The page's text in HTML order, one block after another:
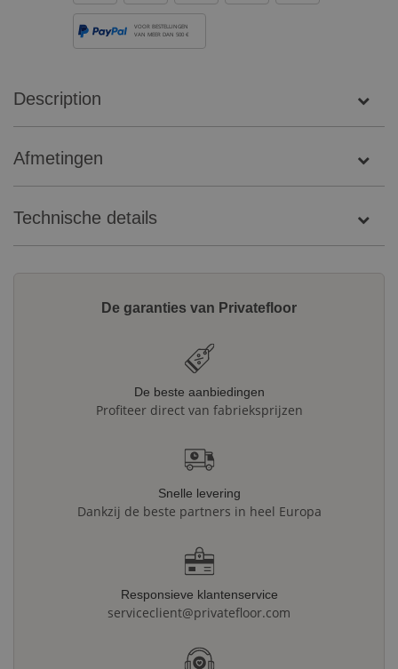
VOOR BESTELLINGEN
VAN MEER DAN 500 €
Description
Afmetingen
Technische details
De garanties van Privatefloor
De beste aanbiedingen
Profiteer direct van fabrieksprijzen
Snelle levering
Dankzij de beste partners in heel Europa
Responsieve klantenservice
serviceclient@privatefloor.com